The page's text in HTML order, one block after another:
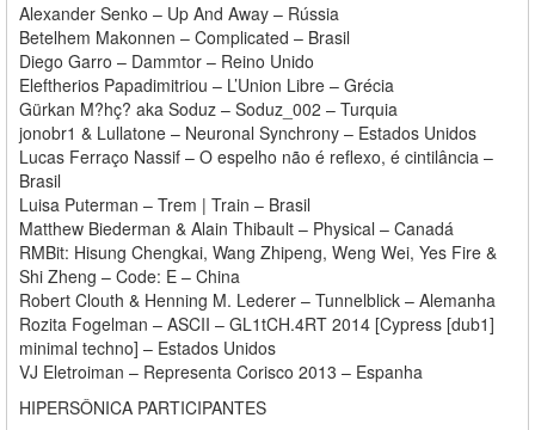
Alexander Senko – Up And Away – Rússia
Betelhem Makonnen – Complicated – Brasil
Diego Garro – Dammtor – Reino Unido
Eleftherios Papadimitriou – L’Union Libre – Grécia
Gürkan M?hç? aka Soduz – Soduz_002 – Turquia
jonobr1 & Lullatone – Neuronal Synchrony – Estados Unidos
Lucas Ferraço Nassif – O espelho não é reflexo, é cintilância –
Brasil
Luisa Puterman – Trem | Train – Brasil
Matthew Biederman & Alain Thibault – Physical – Canadá
RMBit: Hisung Chengkai, Wang Zhipeng, Weng Wei, Yes Fire &
Shi Zheng – Code: E – China
Robert Clouth & Henning M. Lederer – Tunnelblick – Alemanha
Rozita Fogelman – ASCII – GL1tCH.4RT 2014 [Cypress [dub1]
minimal techno] – Estados Unidos
VJ Eletroiman – Representa Corisco 2013 – Espanha
HIPERSÔNICA PARTICIPANTES